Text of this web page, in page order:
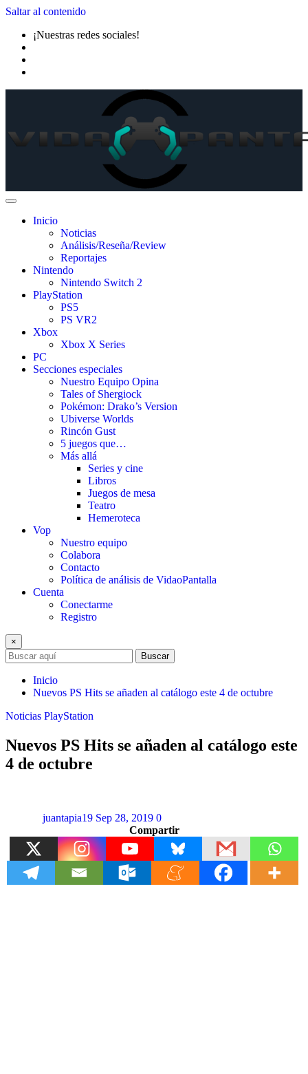
Saltar al contenido
¡Nuestras redes sociales!
Inicio
Noticias
Análisis/Reseña/Review
Reportajes
Nintendo
Nintendo Switch 2
PlayStation
PS5
PS VR2
Xbox
Xbox X Series
PC
Secciones especiales
Nuestro Equipo Opina
Tales of Shergiock
Pokémon: Drako’s Version
Ubiverse Worlds
Rincón Gust
5 juegos que…
Más allá
Series y cine
Libros
Juegos de mesa
Teatro
Hemeroteca
Vop
Nuestro equipo
Colabora
Contacto
Política de análisis de VidaoPantalla
Cuenta
Conectarme
Registro
×
Buscar
Inicio
Nuevos PS Hits se añaden al catálogo este 4 de octubre
Noticias PlayStation
Nuevos PS Hits se añaden al catálogo este
4 de octubre
juantapia19 Sep 28, 2019 0
Compartir